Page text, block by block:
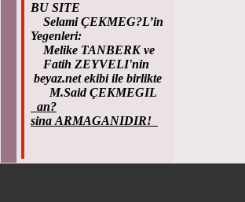
BU SITE
Selami ÇEKMEG?L’in
Yegenleri:
Melike TANBERK ve
Fatih ZEYVELI'nin
beyaz.net ekibi ile birlikte
M.Said ÇEKMEGIL
an?
sina ARMAGANIDIR!